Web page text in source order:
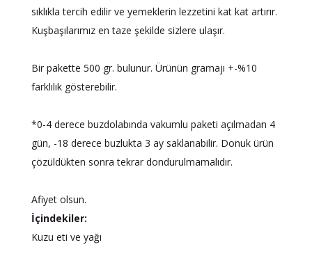
sıklıkla tercih edilir ve yemeklerin lezzetini kat kat artırır.
Kuşbaşılarımız en taze şekilde sizlere ulaşır.
Bir pakette 500 gr. bulunur. Ürünün gramajı +-%10
farklılık gösterebilir.
*0-4 derece buzdolabında vakumlu paketi açılmadan 4
gün, -18 derece buzlukta 3 ay saklanabilir. Donuk ürün
çözüldükten sonra tekrar dondurulmamalıdır.
Afiyet olsun.
İçindekiler:
Kuzu eti ve yağı